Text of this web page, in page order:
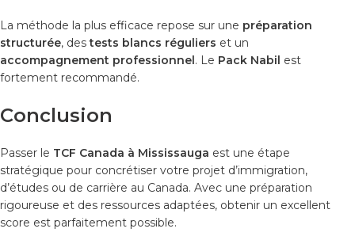
La méthode la plus efficace repose sur une préparation
structurée, destests blancs réguliers et un
accompagnement professionnel. Le Pack Nabil est
fortement recommandé.
Conclusion
Passer le TCF Canada à Mississauga est une étape
stratégique pour concrétiser votre projet d’immigration,
d’études ou de carrière au Canada. Avec une préparation
rigoureuse et des ressources adaptées, obtenir un excellent
score est parfaitement possible.